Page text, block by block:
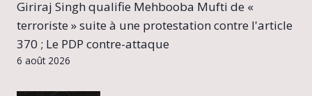
Giriraj Singh qualifie Mehbooba Mufti de «
terroriste » suite à une protestation contre l'article
370 ; Le PDP contre-attaque
6 août 2026